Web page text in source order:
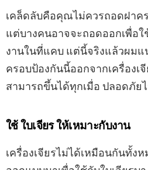
นอกจากนี้เองยังช่วยป้องกันไ
กำลังทำกระเด็นลอยไปทั่วอีกด้วย
เคล็ดลับคือคุณไม่ควรถอดฝาคร
แต่บางคนอาจจะถอดออกเพื่อใ
งานในที่แคบ แต่นี้จริงแล้วผมแ
สามารถขึ้นได้ทุกเมื่อ ปลอดภัย
ใช้ ใบเจียร ให้เหมาะกับงาน